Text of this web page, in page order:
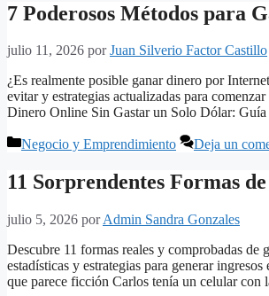
7 Poderosos Métodos para
julio 11, 2026 porJuan Silverio Factor Castillo
¿Es realmente posible ganar dinero por
evitar y estrategias actualizadas para
Dinero Online Sin Gastar un Solo Dólar:
Categorías
Negocio y Emprendimiento Deja un
11 Sorprendentes Formas
julio 5, 2026 porAdmin Sandra Gonzales
Descubre 11 formas reales y comprobadas
estadísticas y estrategias para generar
que parece ficción Carlos tenía un celular